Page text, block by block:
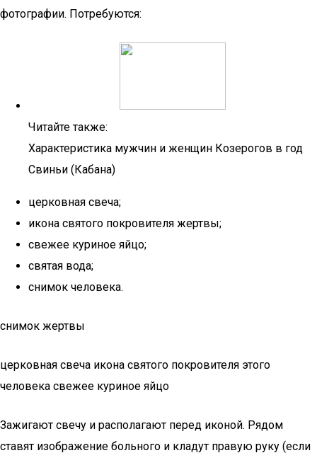
фотографии. Потребуются:
Читайте также:
Характеристика мужчин и женщин Козерогов в год
Свиньи (Кабана)
церковная свеча;
икона святого покровителя жертвы;
свежее куриное яйцо;
святая вода;
снимок человека.
снимок жертвы
церковная свеча икона святого покровителя этого
человека свежее куриное яйцо
Зажигают свечу и располагают перед иконой. Рядом
ставят изображение больного и кладут правую руку (если